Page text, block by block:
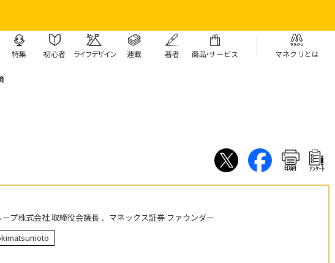
特集 初心者 ライフデザイン 連載 著者 商品・サービス マネクリとは
印刷 ｱﾝｹｰﾄ
プ株式会社 取締役会議長 、マネックス証券 ファウンダー